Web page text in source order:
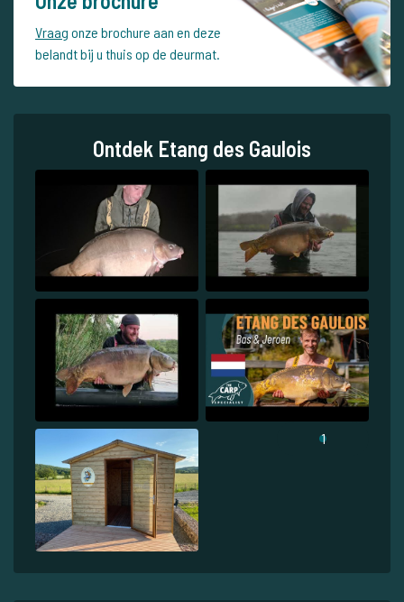
Vraag onze brochure aan en deze
belandt bij u thuis op de deurmat.
Ontdek Etang des Gaulois
1